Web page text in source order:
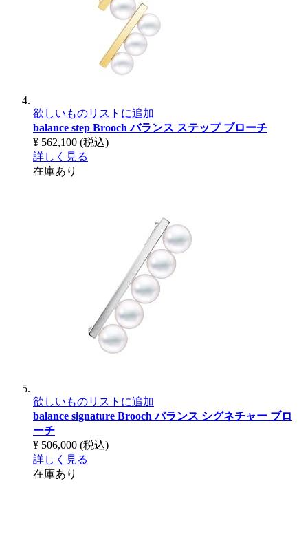
欲しいものリストに追加
balance step Broochバランス ステップ ブローチ
¥ 562,100 (税込)
詳しく見る
在庫あり
欲しいものリストに追加
balance signature Broochバランス シグネチャー ブロ
ーチ
¥ 506,000 (税込)
詳しく見る
在庫あり